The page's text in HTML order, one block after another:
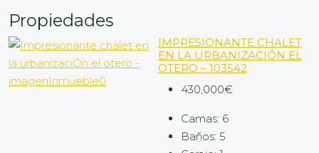
Propiedades
IMPRESIONANTE CHALET
EN LA URBANIZACIÓN EL
OTERO – 103542
430,000€
Camas: 6
Baños: 5